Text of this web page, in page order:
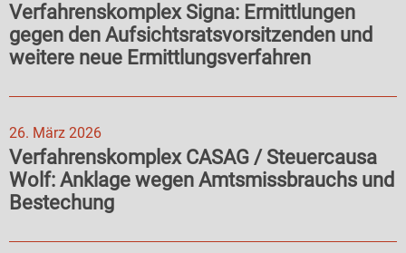
Verfahrenskomplex Signa: Ermittlungen
gegen den Aufsichtsratsvorsitzenden und
weitere neue Ermittlungsverfahren
26. März 2026
Verfahrenskomplex CASAG / Steuercausa
Wolf: Anklage wegen Amtsmissbrauchs und
Bestechung